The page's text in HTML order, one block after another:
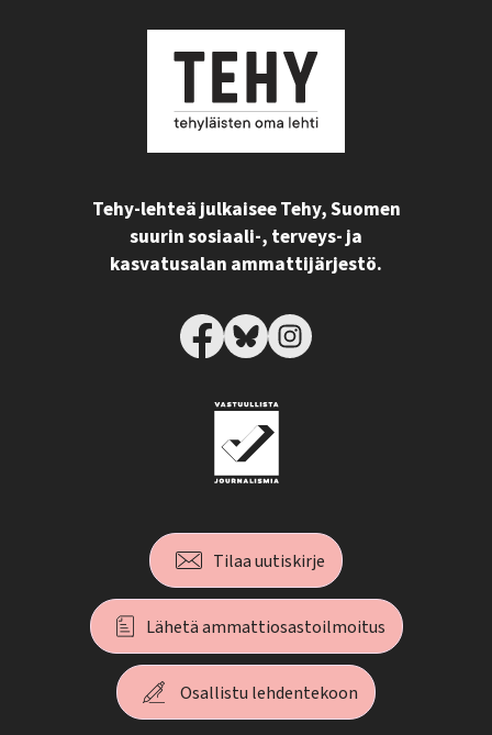
Tehy-lehteä julkaisee Tehy, Suomen
suurin sosiaali-, terveys- ja
kasvatusalan ammattijärjestö.
Tilaa uutiskirje
Lähetä ammattiosastoilmoitus
Osallistu lehdentekoon